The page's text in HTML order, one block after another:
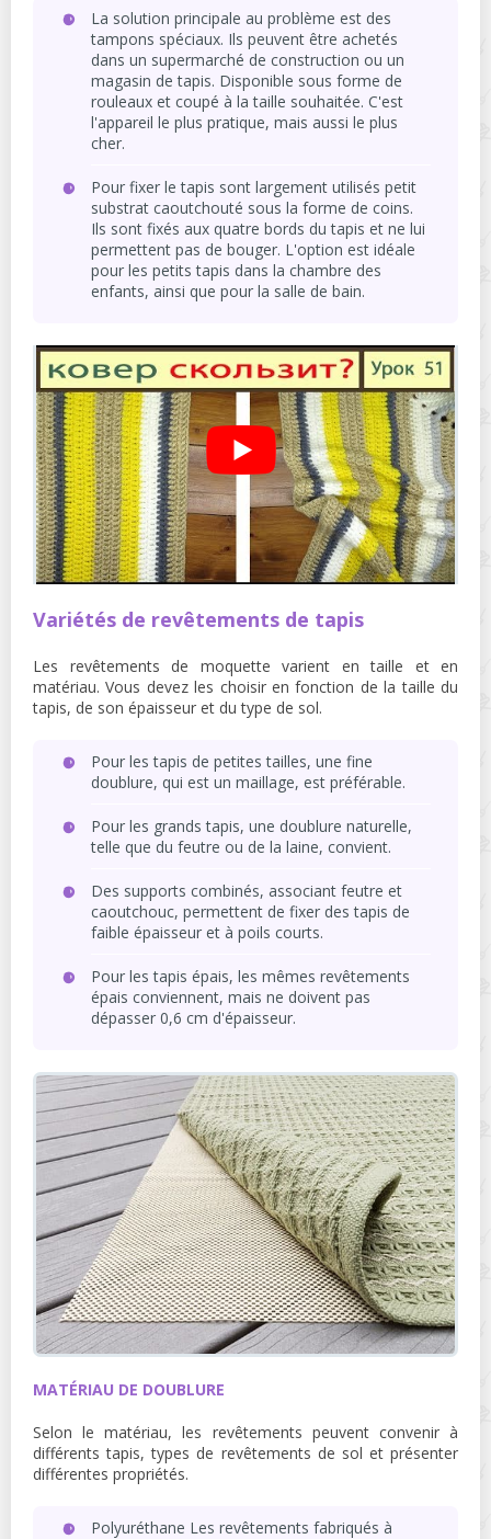
La solution principale au problème est des
tampons spéciaux. Ils peuvent être achetés
dans un supermarché de construction ou un
magasin de tapis. Disponible sous forme de
rouleaux et coupé à la taille souhaitée. C'est
l'appareil le plus pratique, mais aussi le plus
cher.
Pour fixer le tapis sont largement utilisés petit
substrat caoutchouté sous la forme de coins.
Ils sont fixés aux quatre bords du tapis et ne lui
permettent pas de bouger. L'option est idéale
pour les petits tapis dans la chambre des
enfants, ainsi que pour la salle de bain.
Variétés de revêtements de tapis
Les revêtements de moquette varient en taille et en
matériau. Vous devez les choisir en fonction de la taille du
tapis, de son épaisseur et du type de sol.
Pour les tapis de petites tailles, une fine
doublure, qui est un maillage, est préférable.
Pour les grands tapis, une doublure naturelle,
telle que du feutre ou de la laine, convient.
Des supports combinés, associant feutre et
caoutchouc, permettent de fixer des tapis de
faible épaisseur et à poils courts.
Pour les tapis épais, les mêmes revêtements
épais conviennent, mais ne doivent pas
dépasser 0,6 cm d'épaisseur.
MATÉRIAU DE DOUBLURE
Selon le matériau, les revêtements peuvent convenir à
différents tapis, types de revêtements de sol et présenter
différentes propriétés.
Polyuréthane Les revêtements fabriqués à